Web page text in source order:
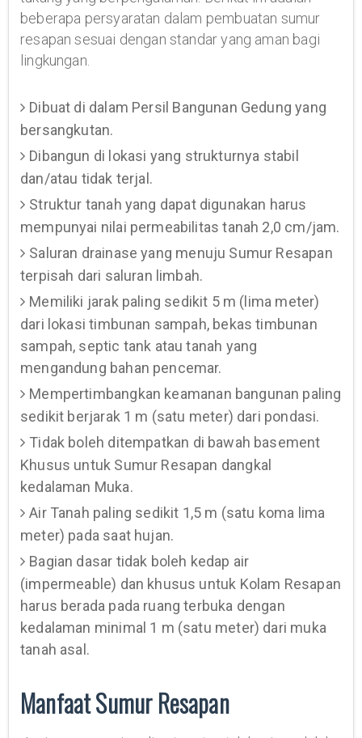
beberapa persyaratan dalam pembuatan sumur
resapan sesuai dengan standar yang aman bagi
lingkungan.
Dibuat di dalam Persil Bangunan Gedung yang
bersangkutan.
Dibangun di lokasi yang strukturnya stabil
dan/atau tidak terjal.
Struktur tanah yang dapat digunakan harus
mempunyai nilai permeabilitas tanah 2,0 cm/jam.
Saluran drainase yang menuju Sumur Resapan
terpisah dari saluran limbah.
Memiliki jarak paling sedikit 5 m (lima meter)
dari lokasi timbunan sampah, bekas timbunan
sampah, septic tank atau tanah yang
mengandung bahan pencemar.
Mempertimbangkan keamanan bangunan paling
sedikit berjarak 1 m (satu meter) dari pondasi.
Tidak boleh ditempatkan di bawah basement
Khusus untuk Sumur Resapan dangkal
kedalaman Muka.
Air Tanah paling sedikit 1,5 m (satu koma lima
meter) pada saat hujan.
Bagian dasar tidak boleh kedap air
(impermeable) dan khusus untuk Kolam Resapan
harus berada pada ruang terbuka dengan
kedalaman minimal 1 m (satu meter) dari muka
tanah asal.
Manfaat Sumur Resapan